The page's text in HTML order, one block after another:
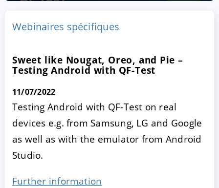
Webinaires spécifiques
Sweet like Nougat, Oreo, and Pie –
Testing Android with QF-Test
11/07/2022
Testing Android with QF-Test on real
devices e.g. from Samsung, LG and Google
as well as with the emulator from Android
Studio.
Further information
ACCEPTER PARAMETRER REFUSER
Mentions légales